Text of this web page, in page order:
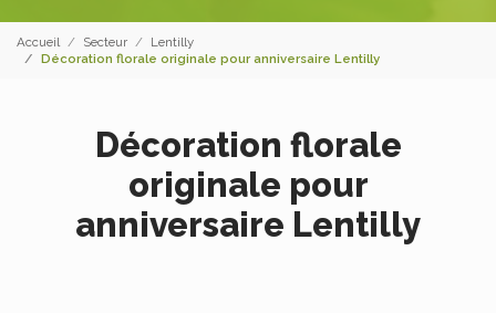
Accueil Secteur
Lentilly
Décoration florale originale pour anniversaire Lentilly
Décoration florale
originale pour
anniversaire Lentilly